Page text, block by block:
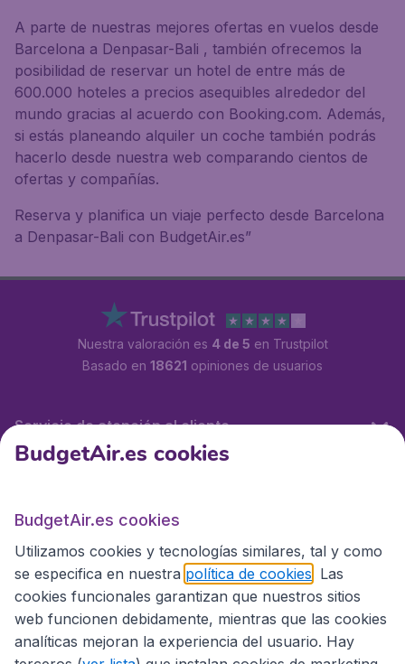
A parte de nuestras mejores ofertas en vuelos desde
Barcelona a Denpasar-Bali , también ofrecemos la
posibilidad de reservar un hotel de entre más de
600.000 hoteles a precios asequibles alrededor del
mundo gracias al acuerdo con Booking.com. Además,
si estás planeando alquiler un coche también podrás
hacerlo desde nuestra web comparando cientos de
ofertas y compañías.
Reserva y planifica un viaje perfecto desde Barcelona
a Denpasar-Bali con BudgetAir.es”
Nuestra valoración es 4 de 5 en Trustpilot
Basado en 18621 opiniones de usuarios
Servicio de atención al cliente
Sitios internacionales
BudgetAir.es cookies
BudgetAir.es cookies
Utilizamos cookies y tecnologías similares, tal y como
se especifica en nuestra política de cookies . Las
cookies funcionales garantizan que nuestros sitios
web funcionen debidamente, mientras que las cookies
analíticas mejoran la experiencia del usuario. Hay